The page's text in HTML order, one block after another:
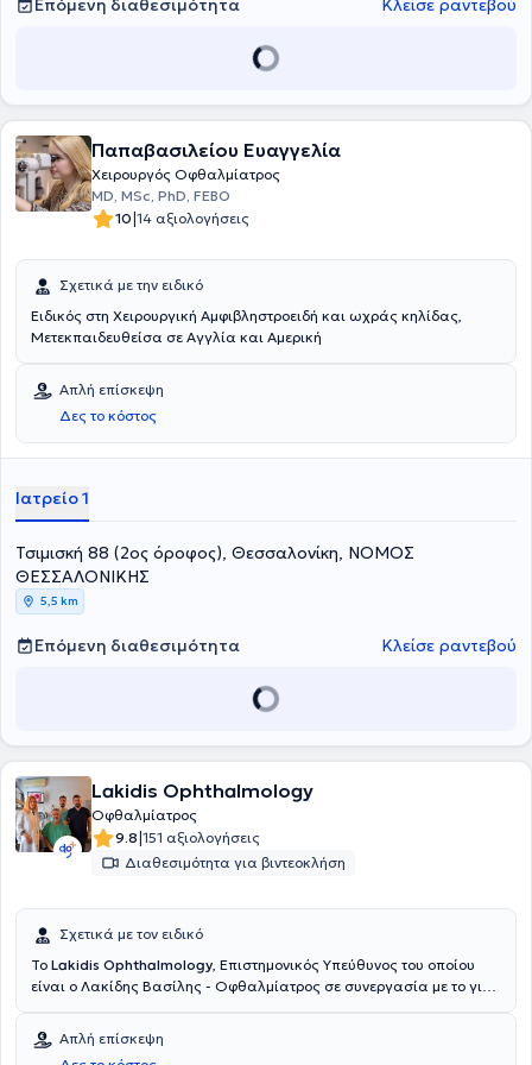
την ανθρωποκεντρική προσέγγιση στην παροχή οφθαλμολογικών
Επόμενη διαθεσιμότητα Κλείσε ραντεβού
Παπαβασιλείου Ευαγγελία
Χειρουργός Οφθαλμίατρος
MD, MSc, PhD, FEBO
10|14 αξιολογήσεις
Σχετικά με την ειδικό
Ειδικός στη Χειρουργική Αμφιβληστροειδή και ωχράς κηλίδας,
Μετεκπαιδευθείσα σε Αγγλία και Αμερική
Απλή επίσκεψη
Δες το κόστος
Ιατρείο 1
Τσιμισκή 88 (2ος όροφος), Θεσσαλονίκη, ΝΟΜΟΣ
ΘΕΣΣΑΛΟΝΙΚΗΣ
5,5 km
Επόμενη διαθεσιμότητα Κλείσε ραντεβού
Lakidis Ophthalmology
Οφθαλμίατρος
9.8|151 αξιολογήσεις
Διαθεσιμότητα για βιντεοκλήση
Σχετικά με τον ειδικό
Το Lakidis Ophthalmology, Επιστημονικός Υπεύθυνος του οποίου
είναι ο Λακίδης Βασίλης - Οφθαλμίατρος σε συνεργασία με το γιο
και βρίσκεται Θεσσαλονίκη. Είναι Διδάκτωρ της Ιατρικής Σχολής
του Αριστοτελείου Πανεπιστημίου Θεσσαλονίκης, με πτυχίο από το
Απλή επίσκεψη